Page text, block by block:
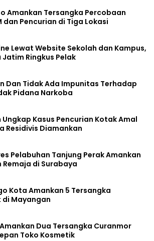
Amankan Tersangka Percobaan
dan Pencurian di Tiga Lokasi
Lewat Website Sekolah dan Kampus,
Ringkus Pelak
Dan Tidak Ada Impunitas Terhadap
Pidana Narkoba
Kasus Pencurian Kotak Amal
Residivis Diamankan
Pelabuhan Tanjung Perak Amankan
Remaja di Surabaya
Kota Amankan 5 Tersangka
di Mayangan
Dua Tersangka Curanmor
Toko Kosmetik